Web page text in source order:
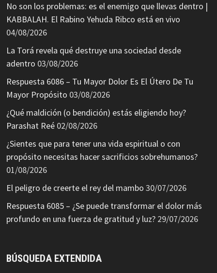
No son los problemas: es el enemigo que llevas dentro |
KABBALAH. El Rabino Yehuda Ribco está en vivo
04/08/2026
La Torá revela qué destruye una sociedad desde
adentro 03/08/2026
Respuesta 6086 – Tu Mayor Dolor Es El Útero De Tu
Mayor Propósito 03/08/2026
¿Qué maldición (o bendición) estás eligiendo hoy?
Parashat Reé 02/08/2026
¿Sientes que para tener una vida espiritual o con
propósito necesitas hacer sacrificios sobrehumanos?
01/08/2026
El peligro de creerte el rey del mambo 30/07/2026
Respuesta 6085 – ¿Se puede transformar el dolor más
profundo en una fuerza de gratitud y luz? 29/07/2026
BÚSQUEDA EXTENDIDA